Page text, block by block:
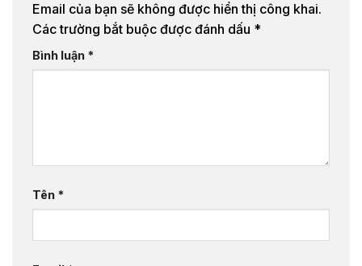
Email của bạn sẽ không được hiển thị công khai.
Các trường bắt buộc được đánh dấu *
Bình luận *
Tên *